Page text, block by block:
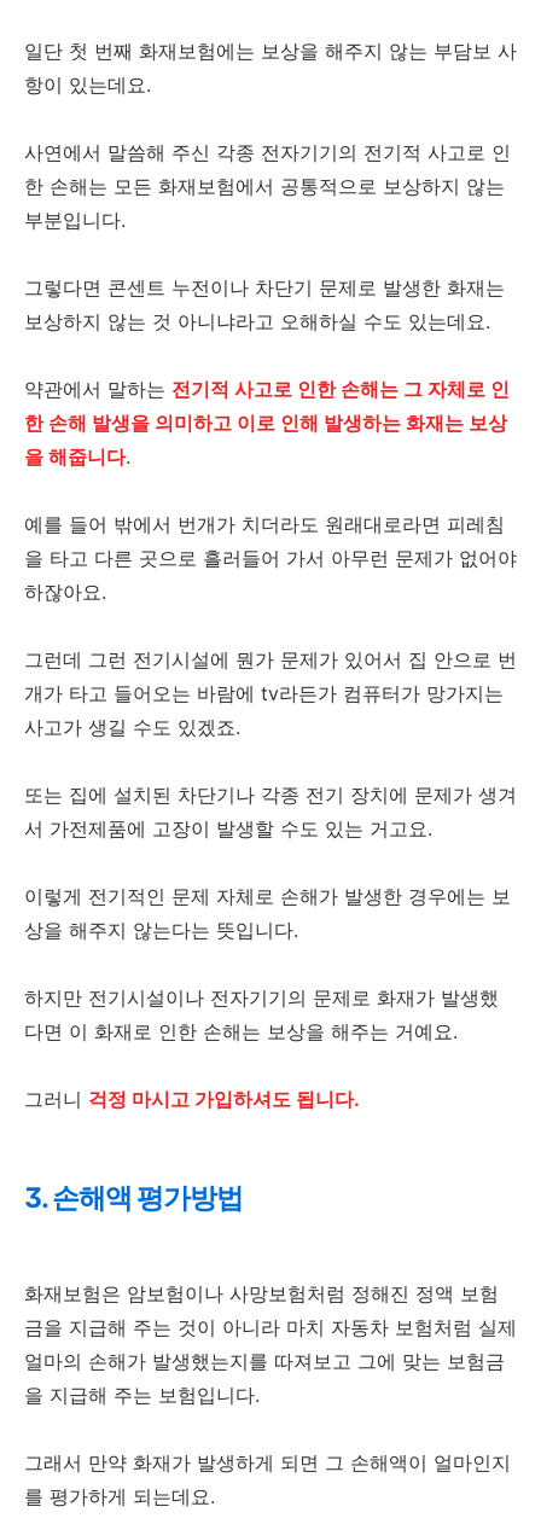
일단 첫 번째 화재보험에는 보상을 해주지 않는 부담보 사
항이 있는데요.
사연에서 말씀해 주신 각종 전자기기의 전기적 사고로 인
한 손해는 모든 화재보험에서 공통적으로 보상하지 않는
부분입니다.
그렇다면 콘센트 누전이나 차단기 문제로 발생한 화재는
보상하지 않는 것 아니냐라고 오해하실 수도 있는데요.
약관에서 말하는 전기적 사고로 인한 손해는 그 자체로 인
한 손해 발생을 의미하고 이로 인해 발생하는 화재는 보상
을 해줍니다.
예를 들어 밖에서 번개가 치더라도 원래대로라면 피레침
을 타고 다른 곳으로 흘러들어 가서 아무런 문제가 없어야
하잖아요.
그런데 그런 전기시설에 뭔가 문제가 있어서 집 안으로 번
개가 타고 들어오는 바람에 tv라든가 컴퓨터가 망가지는
사고가 생길 수도 있겠죠.
또는 집에 설치된 차단기나 각종 전기 장치에 문제가 생겨
서 가전제품에 고장이 발생할 수도 있는 거고요.
이렇게 전기적인 문제 자체로 손해가 발생한 경우에는 보
상을 해주지 않는다는 뜻입니다.
하지만 전기시설이나 전자기기의 문제로 화재가 발생했
다면 이 화재로 인한 손해는 보상을 해주는 거예요.
그러니 걱정 마시고 가입하셔도 됩니다.
3. 손해액 평가방법
화재보험은 암보험이나 사망보험처럼 정해진 정액 보험
금을 지급해 주는 것이 아니라 마치 자동차 보험처럼 실제
얼마의 손해가 발생했는지를 따져보고 그에 맞는 보험금
을 지급해 주는 보험입니다.
그래서 만약 화재가 발생하게 되면 그 손해액이 얼마인지
를 평가하게 되는데요.